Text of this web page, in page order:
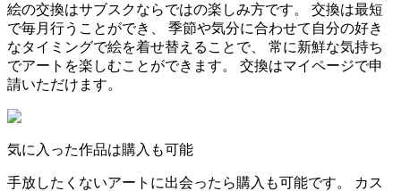
絵の交換はサブスクならではの楽しみ方です。 交換は最短
で毎月行うことができ、 季節や気分に合わせて自分の好き
なタイミングで絵を着せ替えることで、 常に新鮮な気持ち
でアートを楽しむことができます。 交換はマイページで申
請いただけます。
気に入った作品は購入も可能
手放したくないアートに出会ったら購入も可能です。 カス